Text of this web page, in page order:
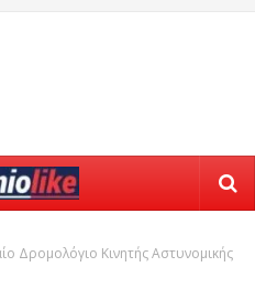
Δρομολόγιο Κινητής Αστυνομικής